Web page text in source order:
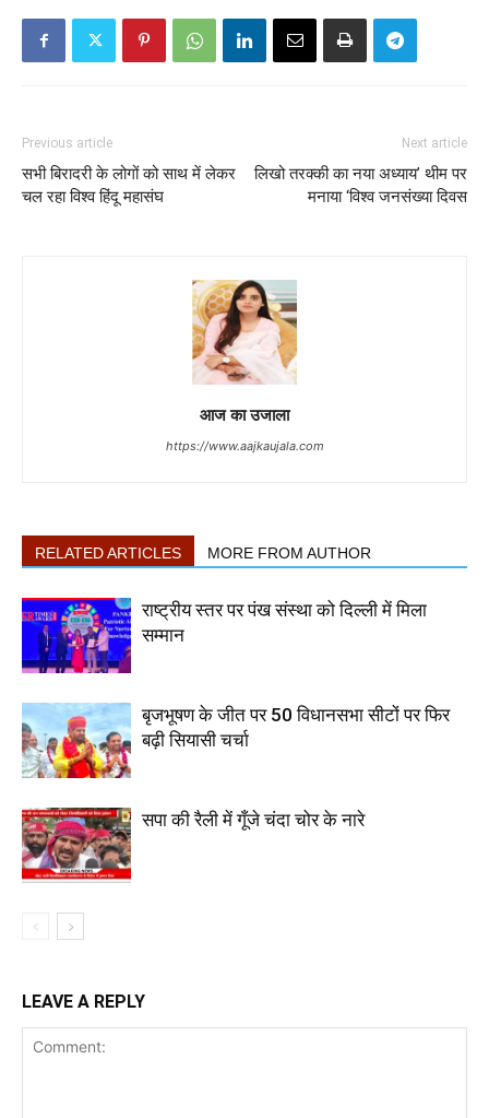
Previous article
सभी बिरादरी के लोगों को साथ में लेकर
चल रहा विश्व हिंदू महासंघ
Next article
लिखो तरक्की का नया अध्याय’ थीम पर
मनाया ‘विश्व जनसंख्या दिवस
आज का उजाला
https://www.aajkaujala.com
RELATED ARTICLES MORE FROM AUTHOR
राष्ट्रीय स्तर पर पंख संस्था को दिल्ली में मिला
सम्मान
बृजभूषण के जीत पर 50 विधानसभा सीटों पर फिर
बढ़ी सियासी चर्चा
सपा की रैली में गूँजे चंदा चोर के नारे
LEAVE A REPLY